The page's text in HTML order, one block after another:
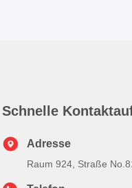
Schnelle
Adresse
Raum 924, Straße